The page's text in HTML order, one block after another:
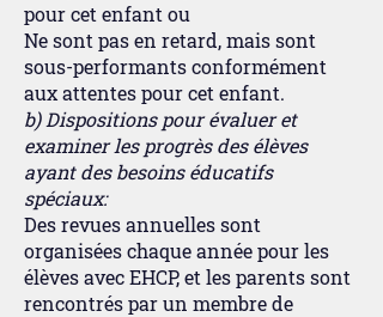
pour cet enfant ou
Ne sont pas en retard, mais sont
sous-performants conformément
aux attentes pour cet enfant.
b) Dispositions pour évaluer et
examiner les progrès des élèves
ayant des besoins éducatifs
spéciaux:
Des revues annuelles sont
organisées chaque année pour les
élèves avec EHCP, et les parents sont
rencontrés par un membre de